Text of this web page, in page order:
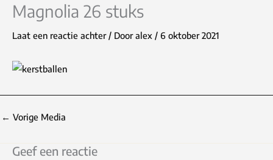
Magnolia 26 stuks
Laat een reactie achter / Dooralex / 6 oktober 2021
← Vorige Media
Geef een reactie